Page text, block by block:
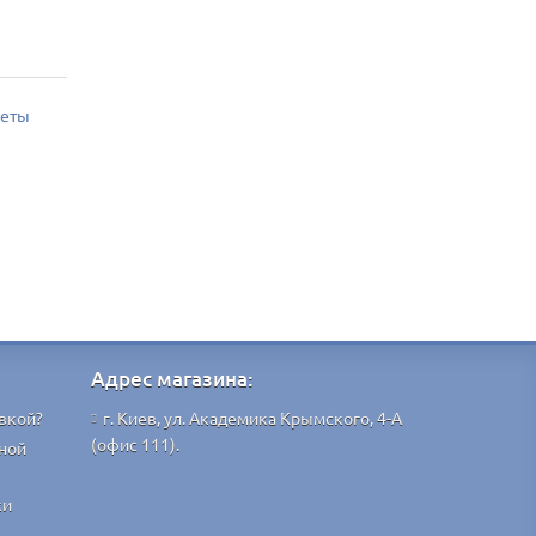
Адрес магазина:
г. Киев, ул. Академика Крымского, 4-А
(офис 111).